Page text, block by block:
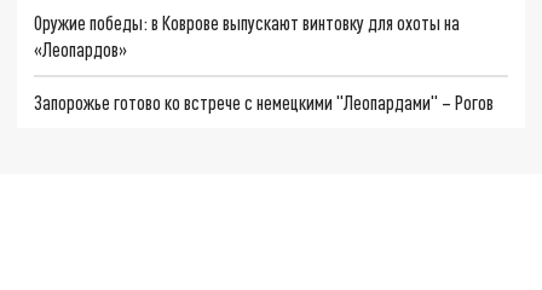
Оружие победы: в Коврове выпускают винтовку для охоты на
«Леопардов»
Запорожье готово ко встрече с немецкими "Леопардами" – Рогов